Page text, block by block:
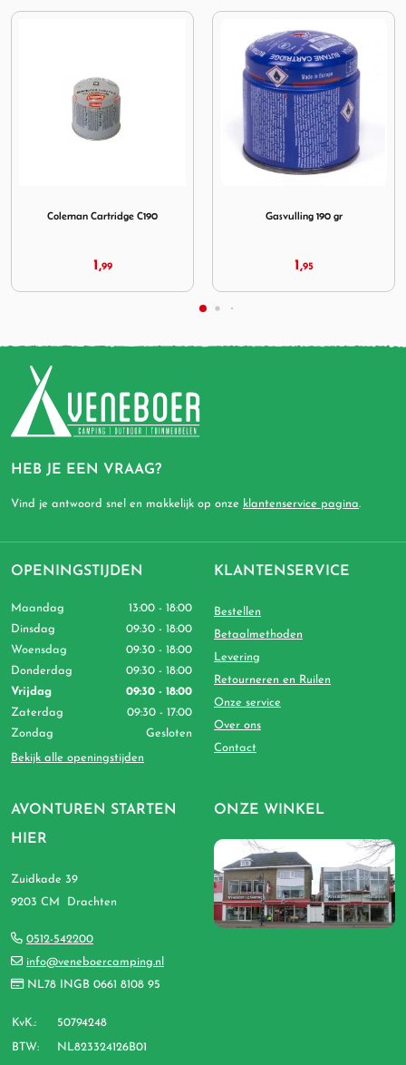
Coleman Cartridge C190
1,99
Gasvulling 190 gr
1,95
HEB JE EEN VRAAG?
Vind je antwoord snel en makkelijk op onze klantenservice pagina.
AVONTUREN STARTEN
HIER
Zuidkade 39
9203 CM Drachten
0512-542200
info@veneboercamping.nl
NL78 INGB 0661 8108 95
KvK.: 50794248
BTW: NL823324126B01
OPENINGSTIJDEN
Maandag
13:00 - 18:00
Dinsdag
09:30 - 18:00
Woensdag
09:30 - 18:00
Donderdag
09:30 - 18:00
Vrijdag
09:30 - 18:00
Zaterdag
09:30 - 17:00
Zondag
Gesloten
Bekijk alle openingstijden
KLANTENSERVICE
Bestellen
Betaalmethoden
Levering
Retourneren en Ruilen
Onze service
Over ons
Contact
ONZE WINKEL